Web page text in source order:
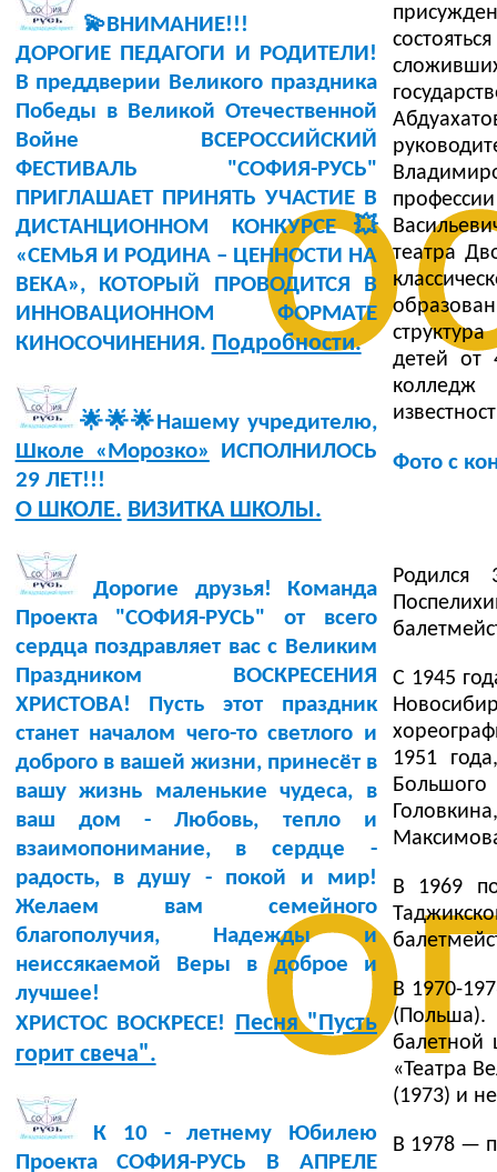
💫ВНИМАНИЕ!!!
ДОРОГИЕ ПЕДАГОГИ И РОДИТЕЛИ!
В преддверии Великого праздника
Победы в Великой Отечественной
Войне ВСЕРОССИЙСКИЙ
ФЕСТИВАЛЬ "СОФИЯ-РУСЬ"
ПРИГЛАШАЕТ ПРИНЯТЬ УЧАСТИЕ В
ДИСТАНЦИОННОМ КОНКУРСЕ💥
«СЕМЬЯ И РОДИНА – ЦЕННОСТИ НА
ВЕКА», КОТОРЫЙ ПРОВОДИТСЯ В
ИННОВАЦИОННОМ ФОРМАТЕ
КИНОСОЧИНЕНИЯ. Подробности.
🌟🌟🌟Нашему учредителю,
Школе «Морозко» ИСПОЛНИЛОСЬ
29 ЛЕТ!!!
О ШКОЛЕ. ВИЗИТКА ШКОЛЫ.
Дорогие друзья! Команда
Проекта "СОФИЯ-РУСЬ" от всего
сердца поздравляет вас с Великим
Праздником ВОСКРЕСЕНИЯ
ХРИСТОВА! Пусть этот праздник
станет началом чего-то светлого и
доброго в вашей жизни, принесёт в
вашу жизнь маленькие чудеса, в
ваш дом - Любовь, тепло и
взаимопонимание, в сердце -
радость, в душу - покой и мир!
Желаем вам семейного
благополучия, Надежды и
неиссякаемой Веры в доброе и
лучшее!
ХРИСТОС ВОСКРЕСЕ! Песня "Пусть
горит свеча".
К 10 - летнему Юбилею
Проекта СОФИЯ-РУСЬ В АПРЕЛЕ
театра
детей от
колледж
Фото с
С 1945
1951
В 1969
В 1970-
(Польша).
балетной
«Театра
(1973) и
В 1978 —